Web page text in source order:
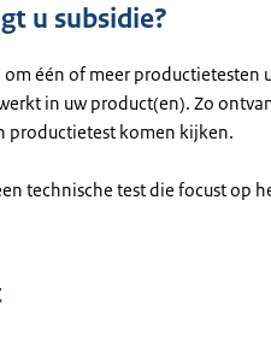
u subsidie?
om één of meer productietesten
in uw product(en). Zo
productietest komen kijken.
technische test die focust op